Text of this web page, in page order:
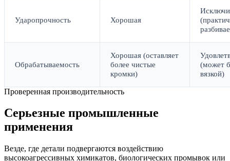
Ударопрочность Хорошая
Обрабатываемость
Хорошая (оставляет
более чистые
кромки)
(может
вязкой)
Проверенная производительность
Серьезные промышленные
применения
Везде, где детали подвергаются воздействию
высокоагрессивных химикатов, биологических промывок или